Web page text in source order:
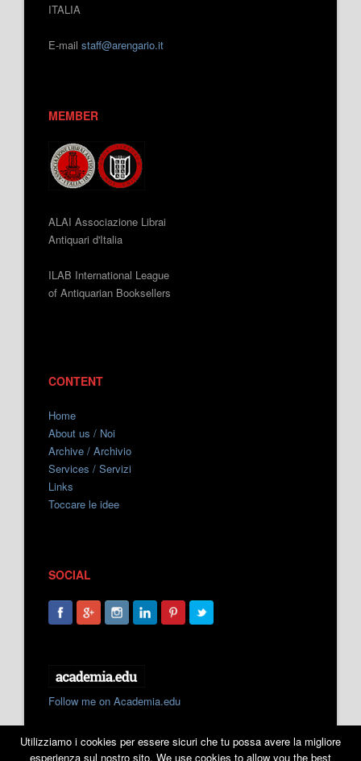
ITALIA
E-mail staff@arengario.it
MEMBER
ALAI Associazione Librai
Antiquari d'Italia
ILAB International League
of Antiquarian Booksellers
CONTENT
Home
About us / Noi
Archive / Archivio
Services / Servizi
Links
Toccare le idee
SOCIAL
Follow me on Academia.edu
Utilizziamo i cookies per essere sicuri che tu possa avere la migliore
esperienza sul nostro sito. We use cookies to allow you the best